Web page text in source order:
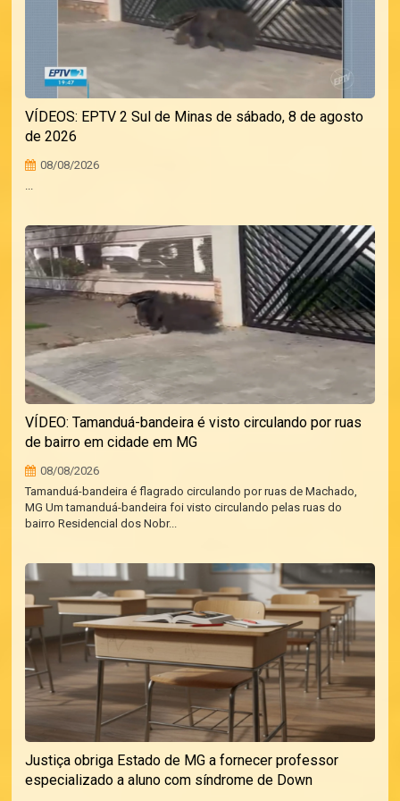
VÍDEOS: EPTV 2 Sul de Minas de sábado, 8 de agosto
de 2026
08/08/2026
...
VÍDEO: Tamanduá-bandeira é visto circulando por ruas
de bairro em cidade em MG
08/08/2026
Tamanduá-bandeira é flagrado circulando por ruas de Machado,
MG Um tamanduá-bandeira foi visto circulando pelas ruas do
bairro Residencial dos Nobr...
Justiça obriga Estado de MG a fornecer professor
especializado a aluno com síndrome de Down